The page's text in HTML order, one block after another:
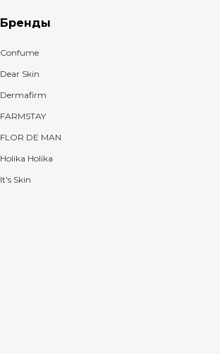
Бренды
Confume
Dear Skin
Dermafirm
FARMSTAY
FLOR DE MAN
Holika Holika
It's Skin